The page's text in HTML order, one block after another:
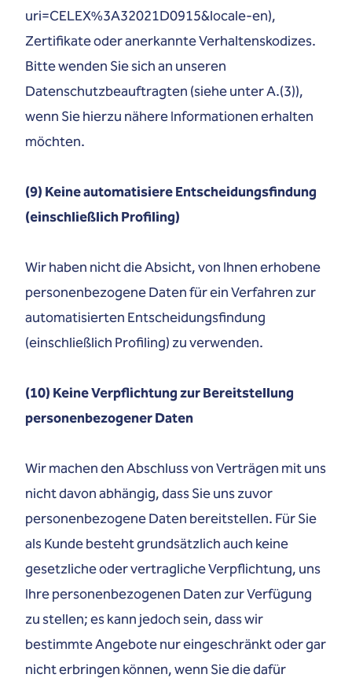
uri=CELEX%3A32021D0915&locale-en),
Zertifikate oder anerkannte Verhaltenskodizes.
Bitte wenden Sie sich an unseren
Datenschutzbeauftragten (siehe unter A.(3)),
wenn Sie hierzu nähere Informationen erhalten
möchten.
(9) Keine automatisiere Entscheidungsfindung
(einschließlich Profiling)
Wir haben nicht die Absicht, von Ihnen erhobene
personenbezogene Daten für ein Verfahren zur
automatisierten Entscheidungsfindung
(einschließlich Profiling) zu verwenden.
(10) Keine Verpflichtung zur Bereitstellung
personenbezogener Daten
Wir machen den Abschluss von Verträgen mit uns
nicht davon abhängig, dass Sie uns zuvor
personenbezogene Daten bereitstellen. Für Sie
als Kunde besteht grundsätzlich auch keine
gesetzliche oder vertragliche Verpflichtung, uns
Ihre personenbezogenen Daten zur Verfügung
zu stellen; es kann jedoch sein, dass wir
bestimmte Angebote nur eingeschränkt oder gar
nicht erbringen können, wenn Sie die dafür